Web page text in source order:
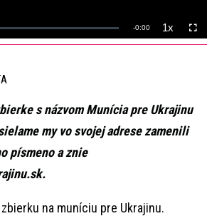
:
Remaining
-0:00 1xPlayback
Rate
s názvom Munícia pre Ukrajinu
my vo svojej adrese zamenili
písmeno a znie
na muníciu pre Ukrajinu.